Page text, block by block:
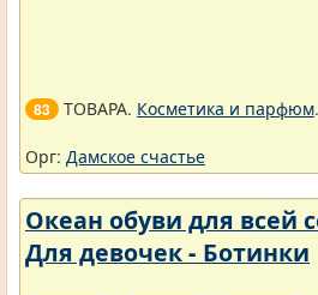
83 ТОВАРА. Косметика и парфюм.
Орг: Дамское счастье
Океан обуви для всей
Для девочек - Ботинки